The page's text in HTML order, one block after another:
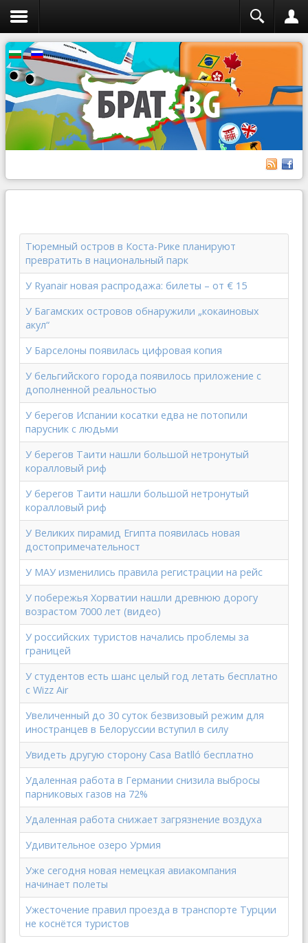
Тюремный остров в Коста-Рике планируют
превратить в национальный парк
У Ryanair новая распродажа: билеты – от € 15
У Багамских островов обнаружили „кокаиновых
акул“
У Барселоны появилась цифровая копия
У бельгийского города появилось приложение с
дополненной реальностью
У берегов Испании косатки едва не потопили
парусник с людьми
У берегов Таити нашли большой нетронутый
коралловый риф
У берегов Таити нашли большой нетронутый
коралловый риф
У Великих пирамид Египта появилась новая
достопримечательност
У МАУ изменились правила регистрации на рейс
У побережья Хорватии нашли древнюю дорогу
возрастом 7000 лет (видео)
У российских туристов начались проблемы за
границей
У студентов есть шанс целый год летать бесплатно
с Wizz Air
Увеличенный до 30 суток безвизовый режим для
иностранцев в Белоруссии вступил в силу
Увидеть другую сторону Casa Batlló бесплатно
Удаленная работа в Германии снизила выбросы
парниковых газов на 72%
Удаленная работа снижает загрязнение воздуха
Удивительное озеро Урмия
Уже сегодня новая немецкая авиакомпания
начинает полеты
Ужесточение правил проезда в транспорте Турции
не коснётся туристов